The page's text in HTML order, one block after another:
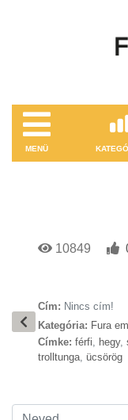
MENÜ
10849
Cím: Nincs cím!
Kategória: Fura
Címke: férfi, hegy,
trolltunga, ücsörög